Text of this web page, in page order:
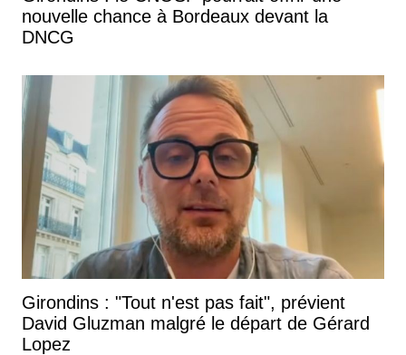
nouvelle chance à Bordeaux devant la
DNCG
Girondins : "Tout n'est pas fait", prévient
David Gluzman malgré le départ de Gérard
Lopez